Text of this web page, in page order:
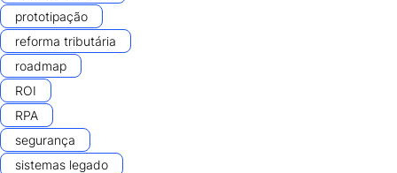
prototipação
reforma tributária
roadmap
ROI
RPA
segurança
sistemas legado